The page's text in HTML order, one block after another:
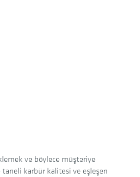
ve böylece müşteriye
karbür kalitesi ve eşleşen